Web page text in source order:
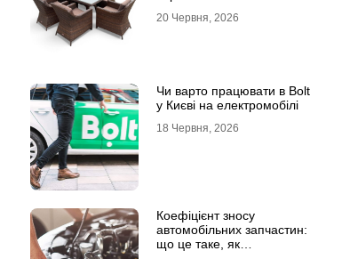
20 Червня, 2026
Чи варто працювати в Bolt
у Києві на електромобілі
18 Червня, 2026
Коефіцієнт зносу
автомобільних запчастин:
що це таке, як